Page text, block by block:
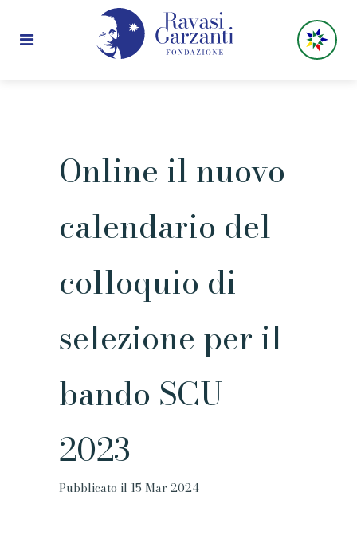
Online il nuovo
calendario del
colloquio di
selezione per il
bando SCU
2023
Pubblicato il 15 Mar 2024